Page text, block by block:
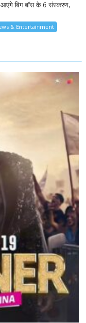
आएंगे बिग बॉस के 6 संस्करण,
& Entertainment